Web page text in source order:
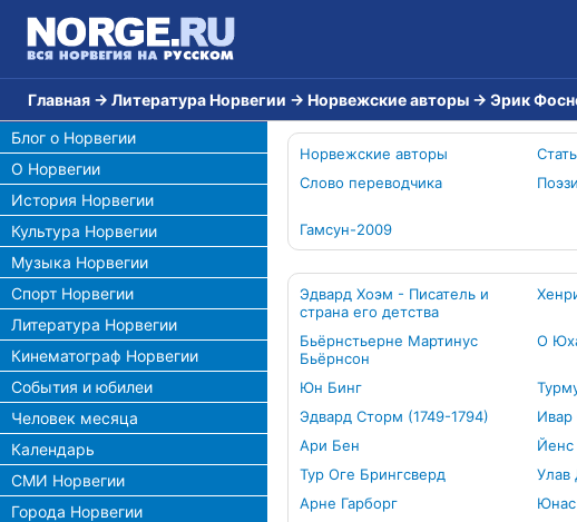
Главная → Литература Норвегии → Норвежские авторы → Эрик
Блог о Норвегии
О Норвегии
История Норвегии
Культура Норвегии
Музыка Норвегии
Спорт Норвегии
Литература Норвегии
Кинематограф Норвегии
События и юбилеи
Человек месяца
Календарь
СМИ Норвегии
Города Норвегии
Норвежские авторы
Слово переводчика
Гамсун-2009
Эдвард Хоэм - Писатель и
страна его детства
Бьёрнстьерне Мартинус
Бьёрнсон
О
Юн Бинг
Эдвард Сторм (1749-1794)
Ивар
Ари Бен
Йенс
Тур Оге Брингсверд
Улав
Арне Гарборг